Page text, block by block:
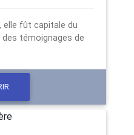
elle fût capitale du
des témoignages de